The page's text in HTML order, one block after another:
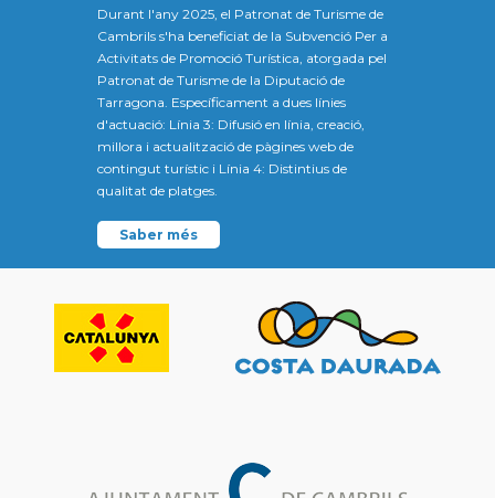
Durant l'any 2025, el Patronat de Turisme de
Cambrils s'ha beneficiat de la Subvenció Per a
Activitats de Promoció Turística, atorgada pel
Patronat de Turisme de la Diputació de
Tarragona. Específicament a dues línies
d'actuació: Línia 3: Difusió en línia, creació,
millora i actualització de pàgines web de
contingut turístic i Línia 4: Distintius de
qualitat de platges.
Saber més